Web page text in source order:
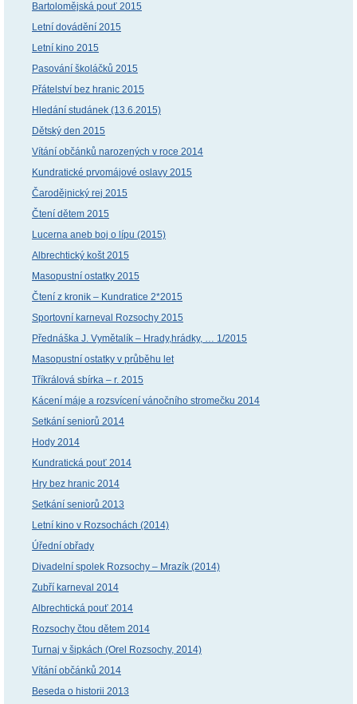
Bartolomějská pouť 2015
Letní dovádění 2015
Letní kino 2015
Pasování školáčků 2015
Přátelství bez hranic 2015
Hledání studánek (13.6.2015)
Dětský den 2015
Vítání občánků narozených v roce 2014
Kundratické prvomájové oslavy 2015
Čarodějnický rej 2015
Čtení dětem 2015
Lucerna aneb boj o lípu (2015)
Albrechtický košt 2015
Masopustní ostatky 2015
Čtení z kronik – Kundratice 2*2015
Sportovní karneval Rozsochy 2015
Přednáška J. Vymětalík – Hrady,hrádky, … 1/2015
Masopustní ostatky v průběhu let
Tříkrálová sbírka – r. 2015
Kácení máje a rozsvícení vánočního stromečku 2014
Setkání seniorů 2014
Hody 2014
Kundratická pouť 2014
Hry bez hranic 2014
Setkání seniorů 2013
Letní kino v Rozsochách (2014)
Úřední obřady
Divadelní spolek Rozsochy – Mrazík (2014)
Zubří karneval 2014
Albrechtická pouť 2014
Rozsochy čtou dětem 2014
Turnaj v šipkách (Orel Rozsochy, 2014)
Vítání občánků 2014
Beseda o historii 2013